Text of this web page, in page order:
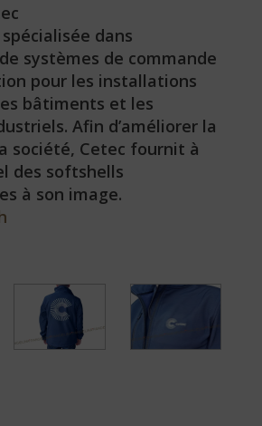
dans
systèmes de commande
pour les installations
bâtiments et les
Afin d’améliorer la
société, Cetec fournit à
des softshells
à son image.